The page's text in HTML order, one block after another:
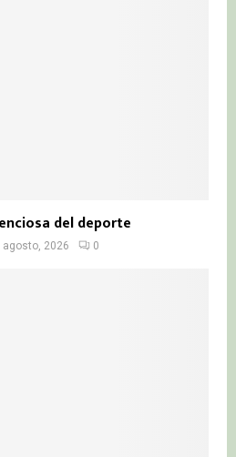
del deporte
agosto, 2026 0